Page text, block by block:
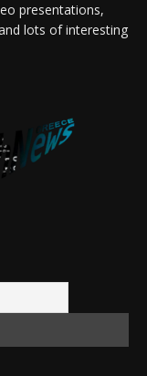
presentations,
lots of interesting